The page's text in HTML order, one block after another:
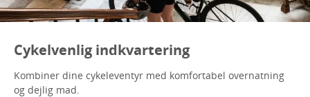
Cykelvenlig indkvartering
Kombiner dine cykeleventyr med komfortabel overnatning
og dejlig mad.